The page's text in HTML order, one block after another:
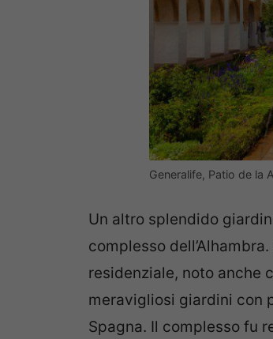
Generalife, Patio de la
Un altro splendido
complesso
residenziale, noto anche
meravigliosi giardini con
Spagna. Il complesso fu